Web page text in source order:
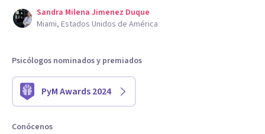
Sandra Milena Jimenez Duque
Miami, Estados Unidos de América
Psicólogos nominados y premiados
PyM Awards 2024
Conócenos